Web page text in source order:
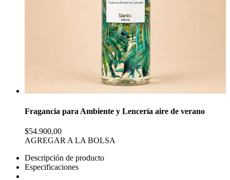
Fragancia para Ambiente y Lencería aire de verano
$54.900,00
AGREGAR A LA BOLSA
Descripción de producto
Especificaciones